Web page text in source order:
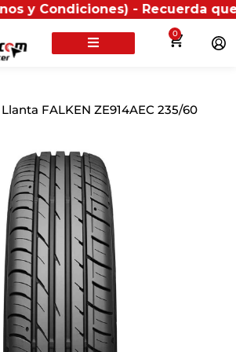
- Recuerda que si
0
FALKEN ZE914AEC 235/60